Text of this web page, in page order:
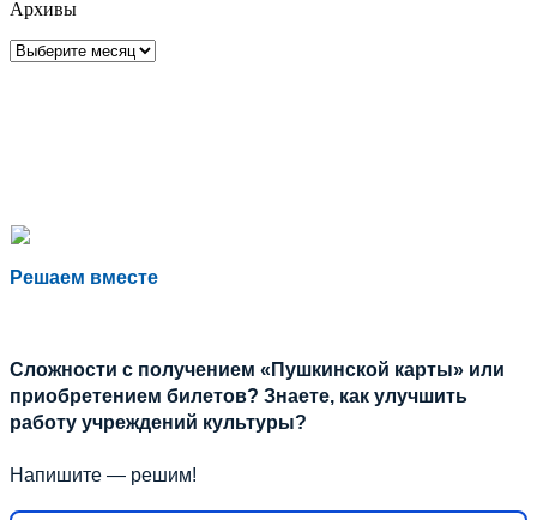
Архивы
Архивы
Решаем вместе
Сложности с получением «Пушкинской карты» или
приобретением билетов? Знаете, как улучшить
работу учреждений культуры?
Напишите — решим!